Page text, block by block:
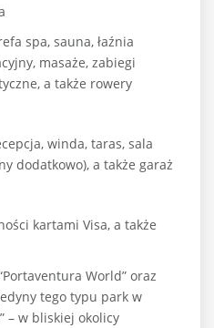
spa, sauna, łaźnia
masaże, zabiegi
a także rowery
winda, taras, sala
dodatkowo), a także garaż
kartami Visa, a także
World” oraz
tego typu park w
– w bliskiej okolicy